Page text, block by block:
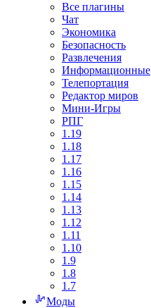
Все плагины
Чат
Экономика
Безопасность
Развлечения
Информационные
Телепортация
Редактор миров
Мини-Игры
РПГ
1.19
1.18
1.17
1.16
1.15
1.14
1.13
1.12
1.11
1.10
1.9
1.8
1.7
Моды